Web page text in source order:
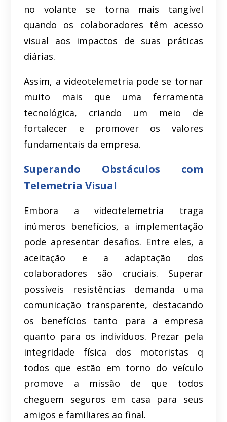
no volante se torna mais tangível
quando os colaboradores têm acesso
visual aos impactos de suas práticas
diárias.
Assim, a videotelemetria pode se tornar
muito mais que uma ferramenta
tecnológica, criando um meio de
fortalecer e promover os valores
fundamentais da empresa.
Superando Obstáculos com
Telemetria Visual
Embora a videotelemetria traga
inúmeros benefícios, a implementação
pode apresentar desafios. Entre eles, a
aceitação e a adaptação dos
colaboradores são cruciais. Superar
possíveis resistências demanda uma
comunicação transparente, destacando
os benefícios tanto para a empresa
quanto para os indivíduos. Prezar pela
integridade física dos motoristas q
todos que estão em torno do veículo
promove a missão de que todos
cheguem seguros em casa para seus
amigos e familiares ao final.